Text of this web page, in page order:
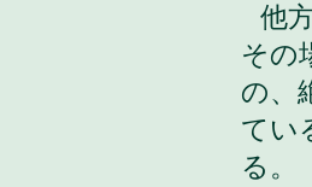
他
その
の、
てい
る。